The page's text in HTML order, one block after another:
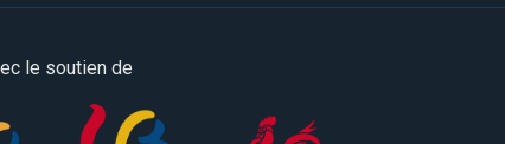
le soutien de